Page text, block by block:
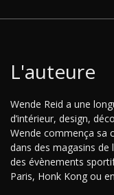
L'auteure
Wende Reid a une
d’intérieur, design,
Wende commença sa
dans des magasins de
des évènements
Paris, Honk Kong ou